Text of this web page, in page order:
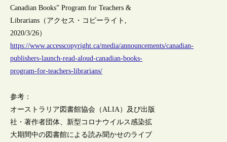
Canadian Books” Program for Teachers &
Librarians（アクセス・コピーライト,
2020/3/26）
https://www.accesscopyright.ca/media/announcements/canadian-
publishers-launch-read-aloud-canadian-books-
program-for-teachers-librarians/
参考：
オーストラリア図書館協会（ALIA）及び出版
社・著作者団体、新型コロナウイルス感染拡
大期間中の図書館による読み聞かせのライブ